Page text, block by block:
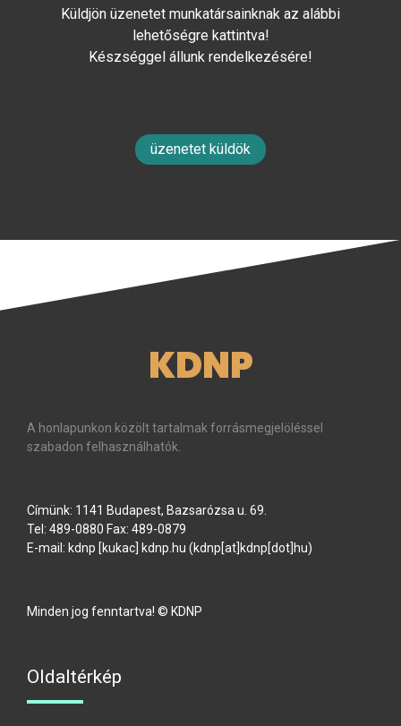
Küldjön üzenetet munkatársainknak az alábbi
lehetőségre kattintva!
Készséggel állunk rendelkezésére!
üzenetet küldök
KDNP
A honlapunkon közölt tartalmak forrásmegjelöléssel
szabadon felhasználhatók.
Címünk: 1141 Budapest, Bazsarózsa u. 69.
Tel: 489-0880 Fax: 489-0879
E-mail: kdnp [kukac] kdnp hu (kdnp[at]kdnp[dot]hu)
Minden jog fenntartva! © KDNP
Oldaltérkép